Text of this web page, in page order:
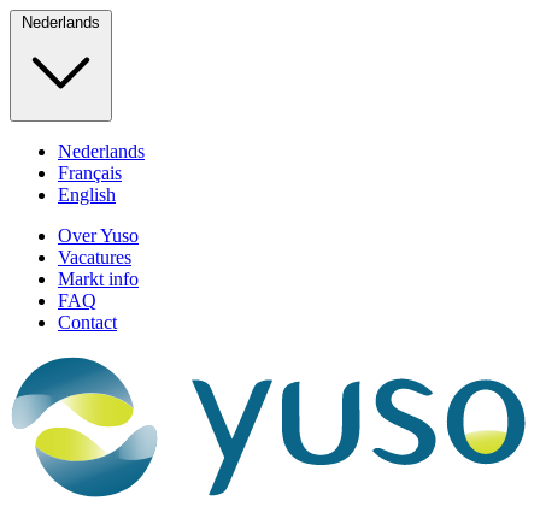
Nederlands
Nederlands
Français
English
Over Yuso
Vacatures
Markt info
FAQ
Contact